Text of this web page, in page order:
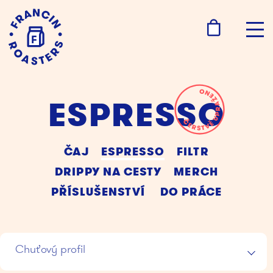
ESPRESSO
ČAJ ESPRESSO
FILTR
DRIPPY NA CESTY
MERCH
PŘÍSLUŠENSTVÍ
DO PRÁCE
Chuťový profil